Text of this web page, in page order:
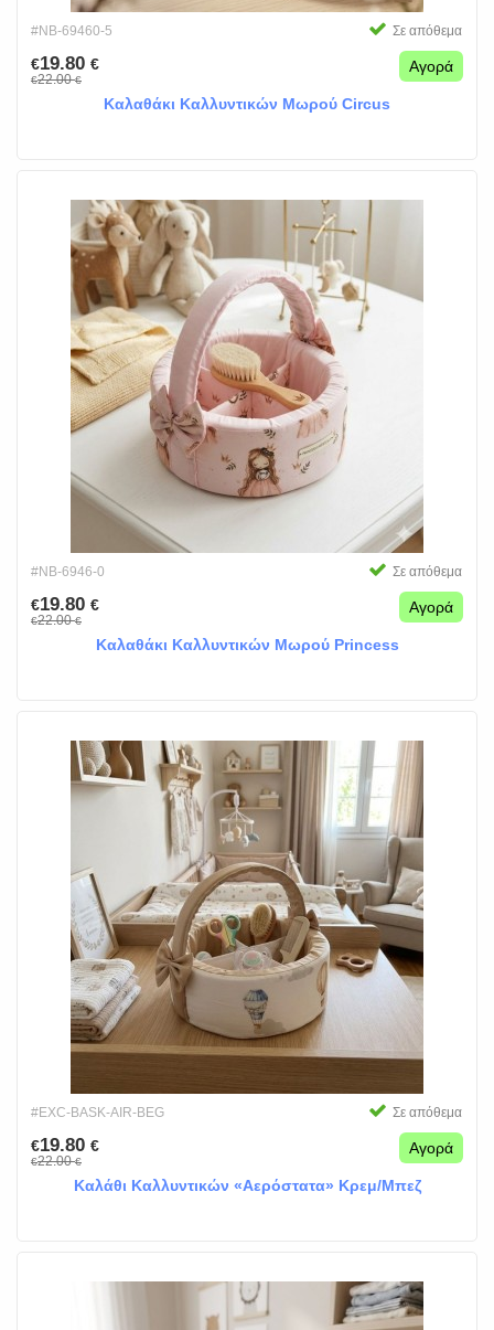
#NB-69460-5 Σε απόθεμα
€19.80 €
€22.00€
Αγορά
Καλαθάκι Καλλυντικών Μωρού Circus
#NB-6946-0 Σε απόθεμα
€19.80 €
€22.00€
Αγορά
Καλαθάκι Καλλυντικών Μωρού Princess
#EXC-BASK-AIR-BEG Σε απόθεμα
€19.80 €
€22.00€
Αγορά
Καλάθι Καλλυντικών «Αερόστατα» Κρεμ/Μπεζ